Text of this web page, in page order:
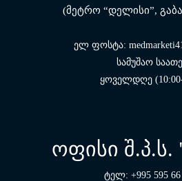
(მეტრო “დელისი”,
ელ ფოსტა:
სამუშაო
ყოველდღე
ოფისი შ.პ.ს.
ტელ: +995 595 66